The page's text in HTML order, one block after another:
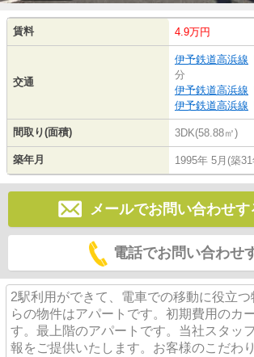
賃料 4.9万円
交通
伊予鉄道高浜線
分
伊予鉄道高浜線
伊予鉄道高浜線
間取り(面積) 3DK(58.88㎡)
築年月 1995年 5月(築
メールでお問い合わせす
電話でお問い合わせ
2駅利用ができて、電車での移動に役立つ
らの物件はアパートです。初期費用のカ
す。最上階のアパートです。当社スタッ
報をご提供いたします。お客様のこだわ